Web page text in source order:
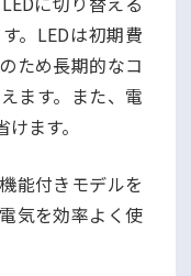
。LEDは初期費
ため長期的なコ
ます。また、電
ます。
能付きモデルを
気を効率よく使